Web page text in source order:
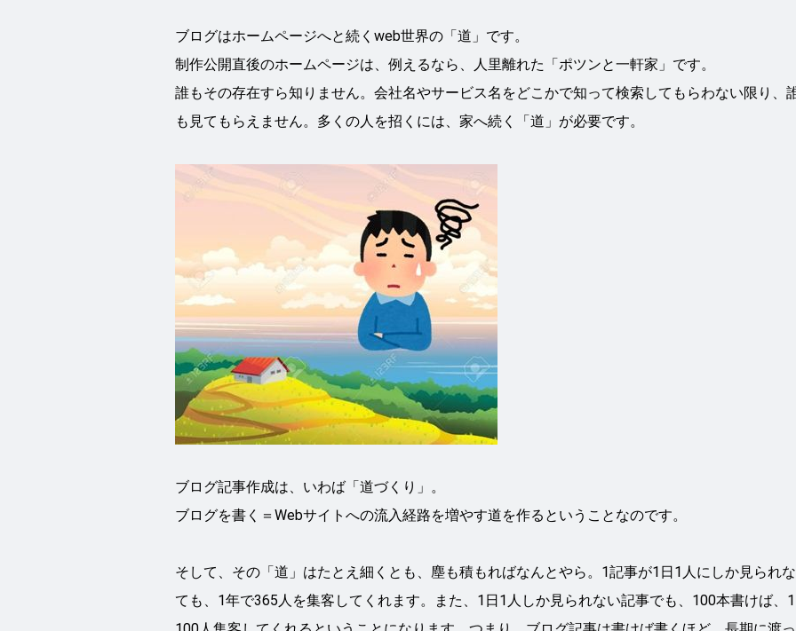
ブログはホームページへと続くweb世界の「道」です。
制作公開直後のホームページは、例えるなら、人里離れた「ポツンと一軒家」です。
誰もその存在すら知りません。会社名やサービス名をどこかで知って検索してもらわない限り、
も見てもらえません。多くの人を招くには、家へ続く「道」が必要です。
ブログ記事作成は、いわば「道づくり」。
ブログを書く＝Webサイトへの流入経路を増やす道を作るということなのです。
そして、その「道」はたとえ細くとも、塵も積もればなんとやら。1記事が1日1人にしか見られ
ても、1年で365人を集客してくれます。また、1日1人しか見られない記事でも、100本書けば、